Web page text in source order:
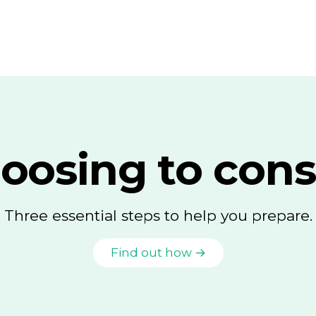
to
Three essential steps to help you prepare.
Find out how →